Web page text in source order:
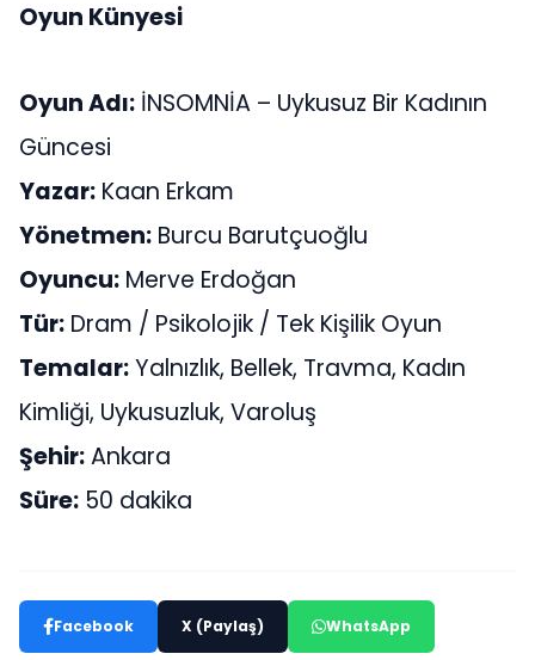
Oyun Künyesi
Oyun Adı: İNSOMNİA – Uykusuz Bir Kadının
Güncesi
Yazar: Kaan Erkam
Yönetmen: Burcu Barutçuoğlu
Oyuncu: Merve Erdoğan
Tür: Dram / Psikolojik / Tek Kişilik Oyun
Temalar:Yalnızlık, Bellek, Travma, Kadın
Kimliği, Uykusuzluk, Varoluş
Şehir:Ankara
Süre: 50 dakika
Facebook X (Paylaş) WhatsApp